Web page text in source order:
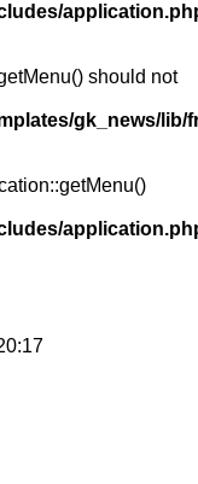
should not
gk_news/